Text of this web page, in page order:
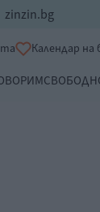
zinzin.bg
Календар на